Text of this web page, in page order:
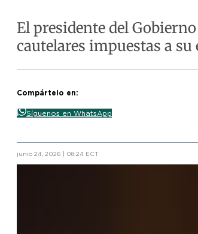
El presidente del
cautelares impuestas a su
Compártelo en:
Síguenos en WhatsApp
junio 24, 2026 | 08:24 ECT